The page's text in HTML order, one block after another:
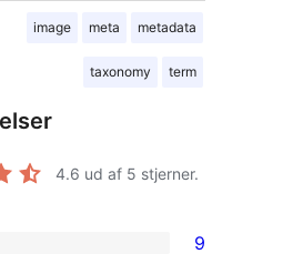
image meta metadata
taxonomy term
4.6 ud af 5 stjerner.
9